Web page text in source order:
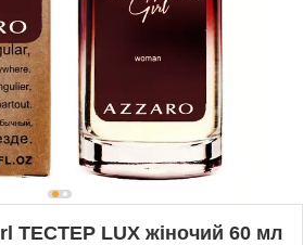
ТЕСТЕР LUX жіночий 60 мл